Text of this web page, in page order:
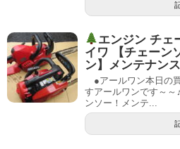
エンジン チェ
イワ 【チェーン
ン】メンテナン
●アールワン本日の
すアールワンです～
ンソー！メンテ...